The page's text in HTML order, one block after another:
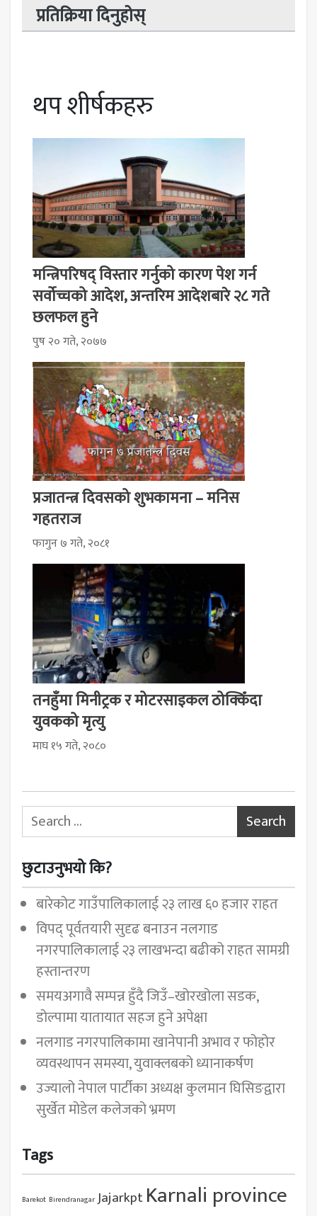
प्रतिक्रिया दिनुहोस्
थप शीर्षकहरु
मन्त्रिपरिषद् विस्तार गर्नुको कारण पेश गर्न
सर्वोच्चको आदेश, अन्तरिम आदेशबारे २८ गते
छलफल हुने
पुष २० गते, २०७७
प्रजातन्त्र दिवसको शुभकामना – मनिस
गहतराज
फागुन ७ गते, २०८१
तनहुँमा मिनीट्रक र मोटरसाइकल ठोक्किँदा
युवकको मृत्यु
माघ १५ गते, २०८०
Search for:
छुटाउनुभयो कि?
बारेकोट गाउँपालिकालाई २३ लाख ६० हजार राहत
विपद् पूर्वतयारी सुदृढ बनाउन नलगाड
नगरपालिकालाई २३ लाखभन्दा बढीको राहत सामग्री
हस्तान्तरण
समयअगावै सम्पन्न हुँदै जिउँ–खोरखोला सडक,
डोल्पामा यातायात सहज हुने अपेक्षा
नलगाड नगरपालिकामा खानेपानी अभाव र फोहोर
व्यवस्थापन समस्या, युवाक्लबको ध्यानाकर्षण
उज्यालो नेपाल पार्टीका अध्यक्ष कुलमान घिसिङद्वारा
सुर्खेत मोडेल कलेजको भ्रमण
Tags
Barekot Birendranagar JajarkptKarnali province